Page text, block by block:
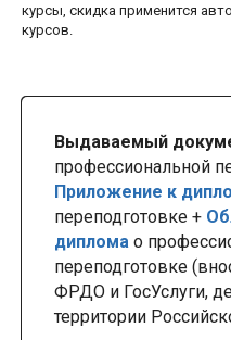
курсы, скидка применится
курсов.
Выдаваемый
профессиональной
Приложение к
переподготовке +
диплома о
переподготовке
ФРДО и ГосУслуги,
территории